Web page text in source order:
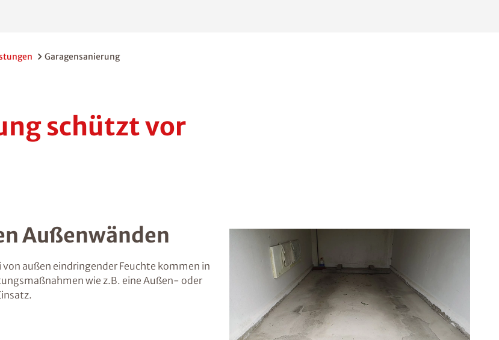
Garagensanierung
schützt vor
Außenwänden
außen eindringender Feuchte kommen in
wie z.B. eine Außen- oder